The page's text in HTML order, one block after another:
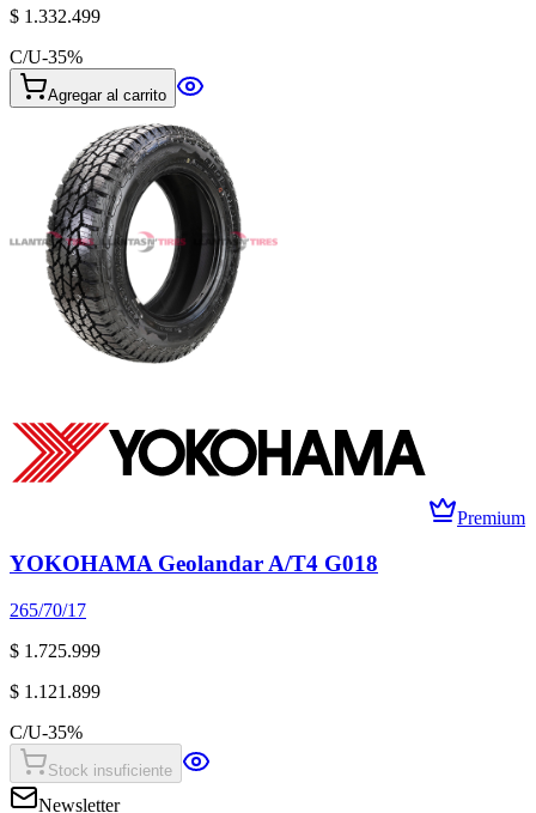
$ 1.332.499
C/U-35%
Agregar al carrito
Premium
YOKOHAMA Geolandar A/T4 G018
265/70/17
$ 1.725.999
$ 1.121.899
C/U-35%
Stock insuficiente
Newsletter